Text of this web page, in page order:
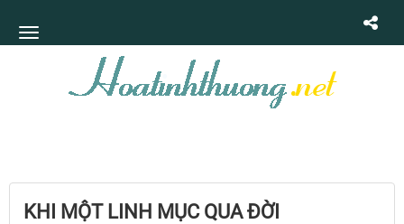
KHI MỘT LINH MỤC QUA ĐỜI